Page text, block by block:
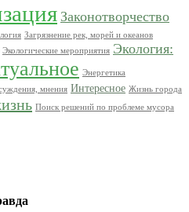
Законотворчество
Загрязнение рек, морей и океанов
Экологические мероприятия Экология:
Энергетика
мнения Интересное Жизнь города
Поиск решений по проблеме мусора